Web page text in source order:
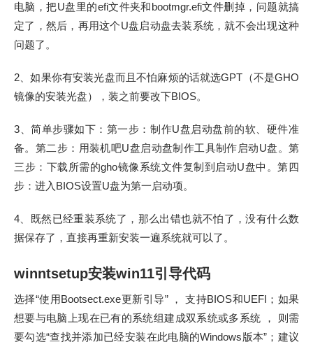
电脑，把U盘里的efi文件夹和bootmgr.efi文件删掉，问题就搞
定了，然后，再用这个U盘启动盘去装系统，就不会出现这种
问题了。
2、如果你有安装光盘而且不怕麻烦的话就选GPT（不是GHO
镜像的安装光盘），装之前要改下BIOS。
3、简单步骤如下：第一步：制作U盘启动盘前的软、硬件准
备。第二步：用装机吧U盘启动盘制作工具制作启动U盘。第
三步：下载所需的gho镜像系统文件复制到启动U盘中。第四
步：进入BIOS设置U盘为第一启动项。
4、既然已经重装系统了，那么出错也就不怕了，没有什么数
据保存了，直接再重新安装一遍系统就可以了。
winntsetup安装win11引导代码
选择“使用Bootsect.exe更新引导” ， 支持BIOS和UEFI；如果
想要与电脑上现在已有的系统组建成双系统或多系统 ， 则需
要勾选“查找并添加已经安装在此电脑的Windows版本”；建议